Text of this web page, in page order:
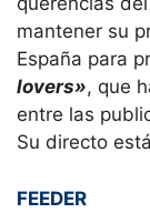
mantener su
España para
lovers», que
entre las
Su directo
FEEDER